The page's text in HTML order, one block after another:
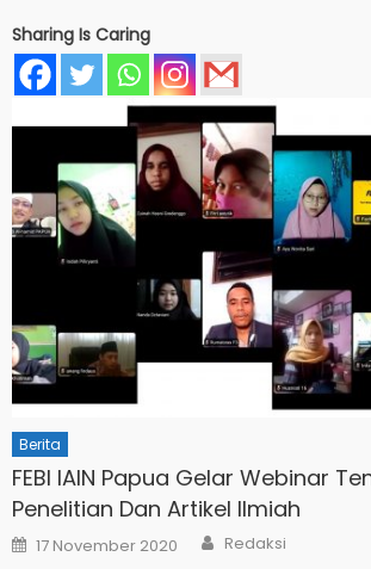
Sharing Is Caring
Berita
FEBI IAIN Papua Gelar Webinar
Penelitian Dan Artikel Ilmiah
Posted
on
17 November 2020 Author
Redaksi